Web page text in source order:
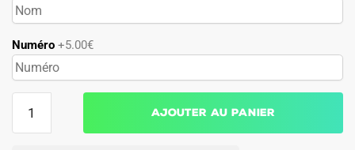
Numéro +5.00€
Ajouter au panier